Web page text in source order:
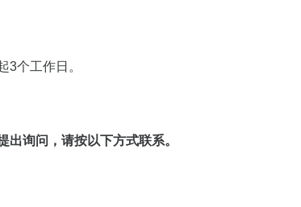
3个工作日。
出询问，请按以下方式联系。